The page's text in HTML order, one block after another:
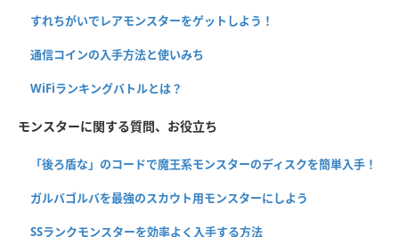
すれちがいでレアモンスターをゲットしよう！
通信コインの入手方法と使いみち
WiFiランキングバトルとは？
モンスターに関する質問、お役立ち
「後ろ盾な」のコードで魔王系モンスターのディスクを簡単入手！
ガルバゴルバを最強のスカウト用モンスターにしよう
SSランクモンスターを効率よく入手する方法